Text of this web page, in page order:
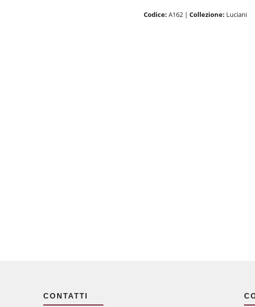
Codice: A162 | Collezione: Luciani
CONTATTI